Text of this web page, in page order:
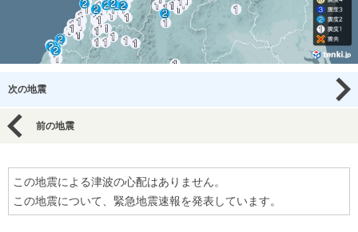
次の地震
前の地震
この地震による津波の心配はありません。
この地震について、緊急地震速報を発表しています。